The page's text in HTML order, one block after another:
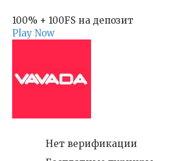
100% + 100FS на депозит
Play Now
Нет верификации